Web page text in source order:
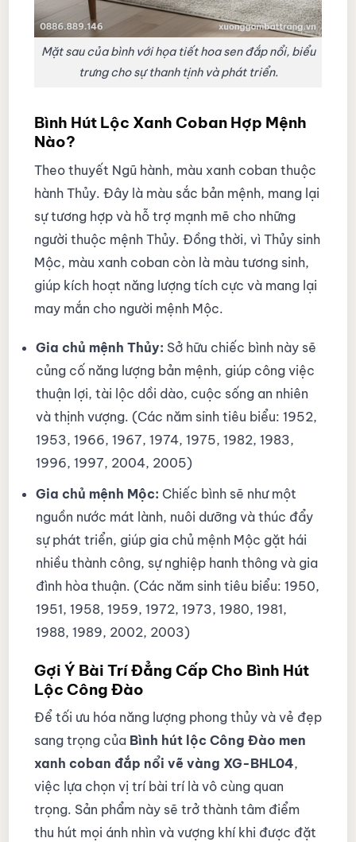
Mặt sau của bình với họa tiết hoa sen đắp nổi, biểu
trưng cho sự thanh tịnh và phát triển.
Bình Hút Lộc Xanh Coban Hợp Mệnh
Nào?
Theo thuyết Ngũ hành, màu xanh coban thuộc
hành Thủy. Đây là màu sắc bản mệnh, mang lại
sự tương hợp và hỗ trợ mạnh mẽ cho những
người thuộc mệnh Thủy. Đồng thời, vì Thủy sinh
Mộc, màu xanh coban còn là màu tương sinh,
giúp kích hoạt năng lượng tích cực và mang lại
may mắn cho người mệnh Mộc.
Gia chủ mệnh Thủy: Sở hữu chiếc bình này sẽ
củng cố năng lượng bản mệnh, giúp công việc
thuận lợi, tài lộc dồi dào, cuộc sống an nhiên
và thịnh vượng. (Các năm sinh tiêu biểu: 1952,
1953, 1966, 1967, 1974, 1975, 1982, 1983,
1996, 1997, 2004, 2005)
Gia chủ mệnh Mộc: Chiếc bình sẽ như một
nguồn nước mát lành, nuôi dưỡng và thúc đẩy
sự phát triển, giúp gia chủ mệnh Mộc gặt hái
nhiều thành công, sự nghiệp hanh thông và gia
đình hòa thuận. (Các năm sinh tiêu biểu: 1950,
1951, 1958, 1959, 1972, 1973, 1980, 1981,
1988, 1989, 2002, 2003)
Gợi Ý Bài Trí Đẳng Cấp Cho Bình Hút
Lộc Công Đào
Để tối ưu hóa năng lượng phong thủy và vẻ đẹp
sang trọng của Bình hút lộc Công Đào men
xanh coban đắp nổi vẽ vàng XG-BHL04,
việc lựa chọn vị trí bài trí là vô cùng quan
trọng. Sản phẩm này sẽ trở thành tâm điểm
thu hút mọi ánh nhìn và vượng khí khi được đặt